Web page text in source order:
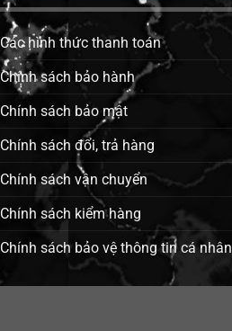
Các hình thức thanh toán
Chính sách bảo hành
Chính sách bảo mật
Chính sách đổi, trả hàng
Chính sách vận chuyển
Chính sách kiểm hàng
Chính sách bảo vệ thông tin cá nhân